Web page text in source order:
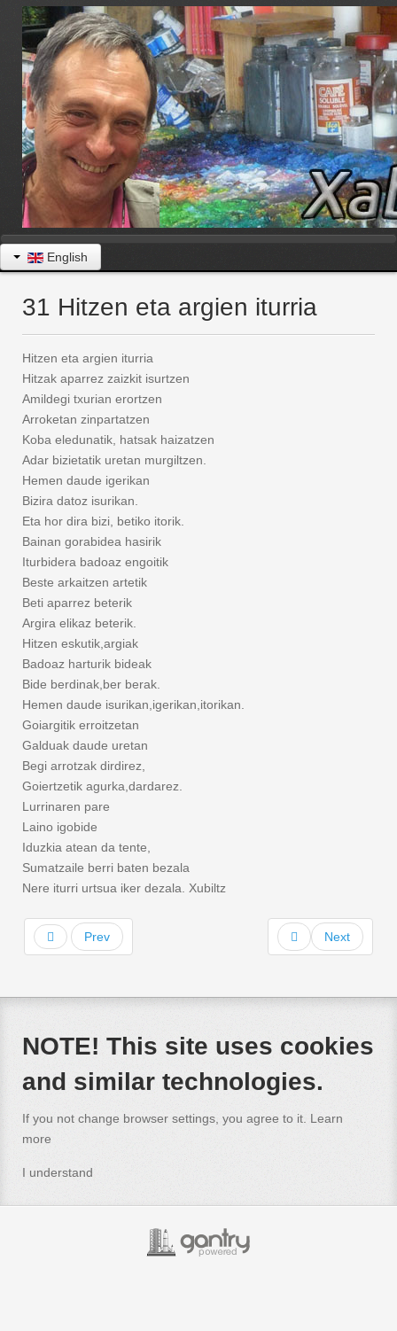
English
31 Hitzen eta argien iturria
Hitzen eta argien iturria
Hitzak aparrez zaizkit isurtzen
Amildegi txurian erortzen
Arroketan zinpartatzen
Koba eledunatik, hatsak haizatzen
Adar bizietatik uretan murgiltzen.
Hemen daude igerikan
Bizira datoz isurikan.
Eta hor dira bizi, betiko itorik.
Bainan gorabidea hasirik
Iturbidera badoaz engoitik
Beste arkaitzen artetik
Beti aparrez beterik
Argira elikaz beterik.
Hitzen eskutik,argiak
Badoaz harturik bideak
Bide berdinak,ber berak.
Hemen daude isurikan,igerikan,itorikan.
Goiargitik erroitzetan
Galduak daude uretan
Begi arrotzak dirdirez,
Goiertzetik agurka,dardarez.
Lurrinaren pare
Laino igobide
Iduzkia atean da tente,
Sumatzaile berri baten bezala
Nere iturri urtsua iker dezala. Xubiltz
Prev Next
NOTE! This site uses cookies
and similar technologies.
If you not change browser settings, you agree to it. Learn
more
I understand